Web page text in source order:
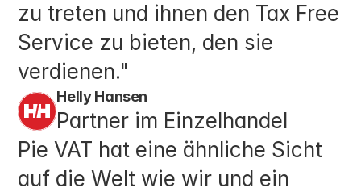
zu treten und ihnen den Tax Free
Service zu bieten, den sie
verdienen."
Helly Hansen
Partner im Einzelhandel
Pie VAT hat eine ähnliche Sicht
auf die Welt wie wir und ein